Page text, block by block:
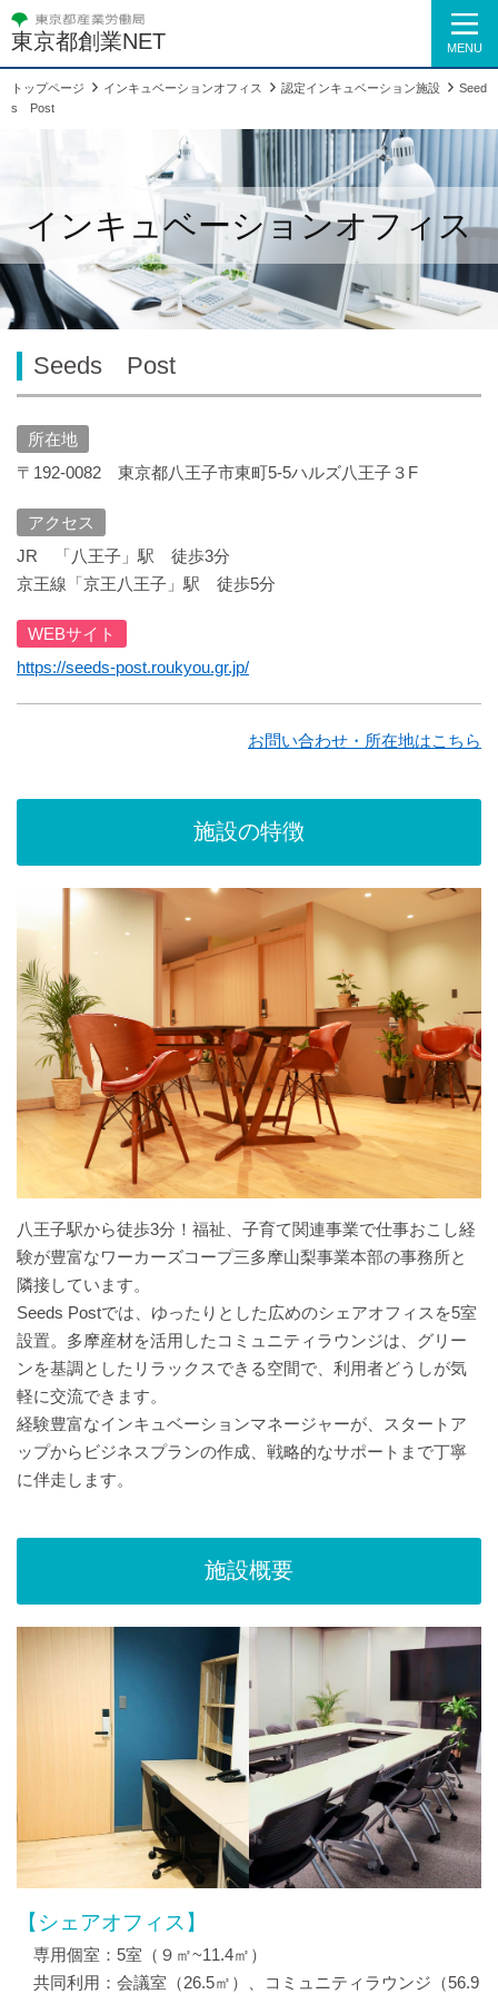
東京都創業NET MENU
トップページ インキュベーションオフィス 認定インキュベーション施設
Seed
s Post
インキュベーションオフィス
Seeds Post
所在地
〒192-0082 東京都八王子市東町5-5ハルズ八王子３F
アクセス
JR 「八王子」駅 徒歩3分
京王線「京王八王子」駅 徒歩5分
WEBサイト
https://seeds-post.roukyou.gr.jp/
お問い合わせ・所在地はこちら
施設の特徴
八王子駅から徒歩3分！福祉、子育て関連事業で仕事おこし経
験が豊富なワーカーズコープ三多摩山梨事業本部の事務所と
隣接しています。
Seeds Postでは、ゆったりとした広めのシェアオフィスを5室
設置。多摩産材を活用したコミュニティラウンジは、グリー
ンを基調としたリラックスできる空間で、利用者どうしが気
軽に交流できます。
経験豊富なインキュベーションマネージャーが、スタートア
ップからビジネスプランの作成、戦略的なサポートまで丁寧
に伴走します。
施設概要
【シェアオフィス】
専用個室：5室（９㎡~11.4㎡）
共同利用：会議室（26.5㎡）、コミュニティラウンジ（56.9